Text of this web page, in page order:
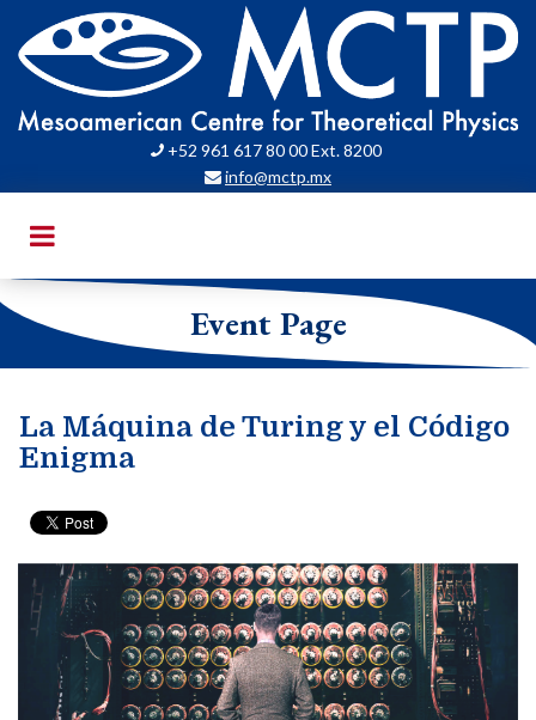
 +52 961 617 80 00 Ext. 8200
 info@mctp.mx
Event Page
La Máquina de Turing y el Código
Enigma